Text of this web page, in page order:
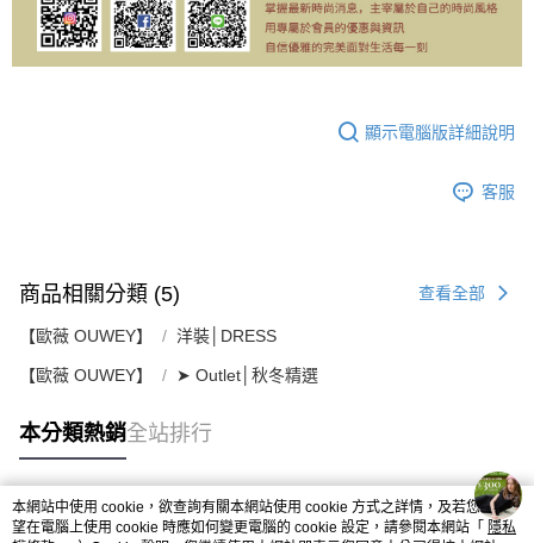
顯示電腦版詳細說明
客服
商品相關分類 (5) 查看全部
【歐薇 OUWEY】 洋裝│DRESS
【歐薇 OUWEY】 ➤ Outlet│秋冬精選
本分類熱銷全站排行
熱門標籤
本網站中使用 cookie，欲查詢有關本網站使用 cookie 方式之詳情，及若您不希
望在電腦上使用 cookie 時應如何變更電腦的 cookie 設定，請參閱本網站「 隱私